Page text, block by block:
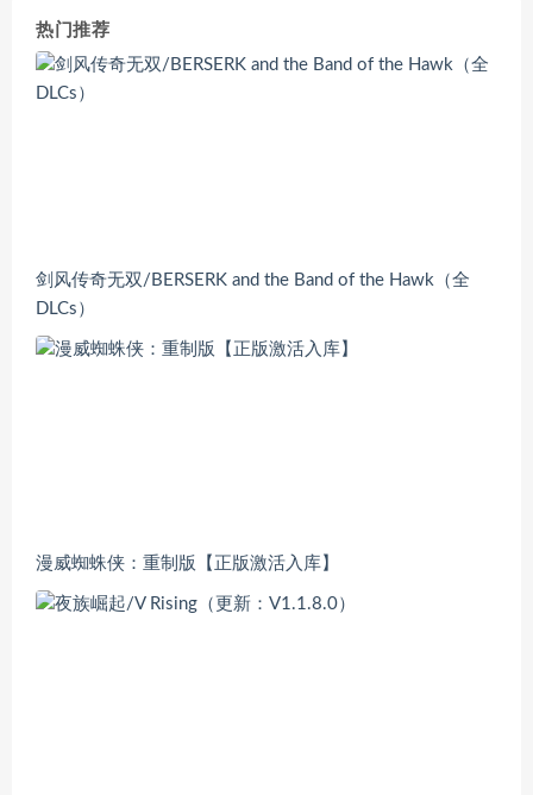
热门推荐
剑风传奇无双/BERSERK and the Band of the Hawk（全
DLCs）
漫威蜘蛛侠：重制版【正版激活入库】